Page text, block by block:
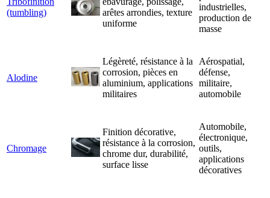
(tumbling)
arêtes arrondies, texture
uniforme
industrielles,
production de
masse
Alodine
Légèreté, résistance à la
corrosion, pièces en
aluminium, applications
militaires
Aérospatial,
défense,
militaire,
automobile
Chromage
Finition décorative,
résistance à la corrosion,
chrome dur, durabilité,
surface lisse
Automobile,
électronique,
outils,
applications
décoratives